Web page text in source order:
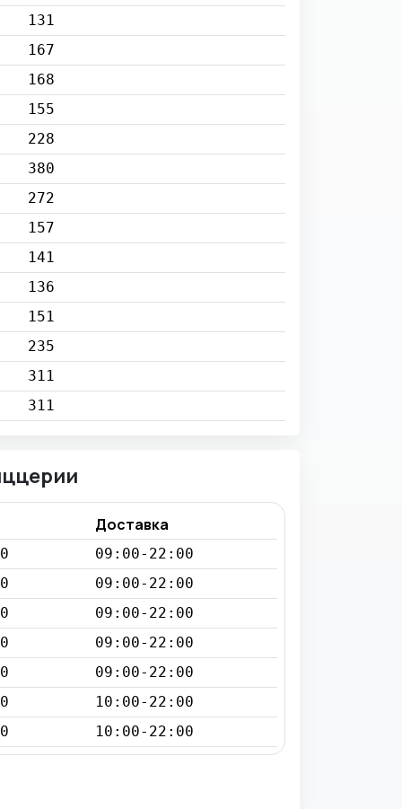
131
167
168
155
228
380
272
157
141
136
151
235
311
311
Доставка
09:00-22:00
09:00-22:00
09:00-22:00
09:00-22:00
09:00-22:00
10:00-22:00
10:00-22:00